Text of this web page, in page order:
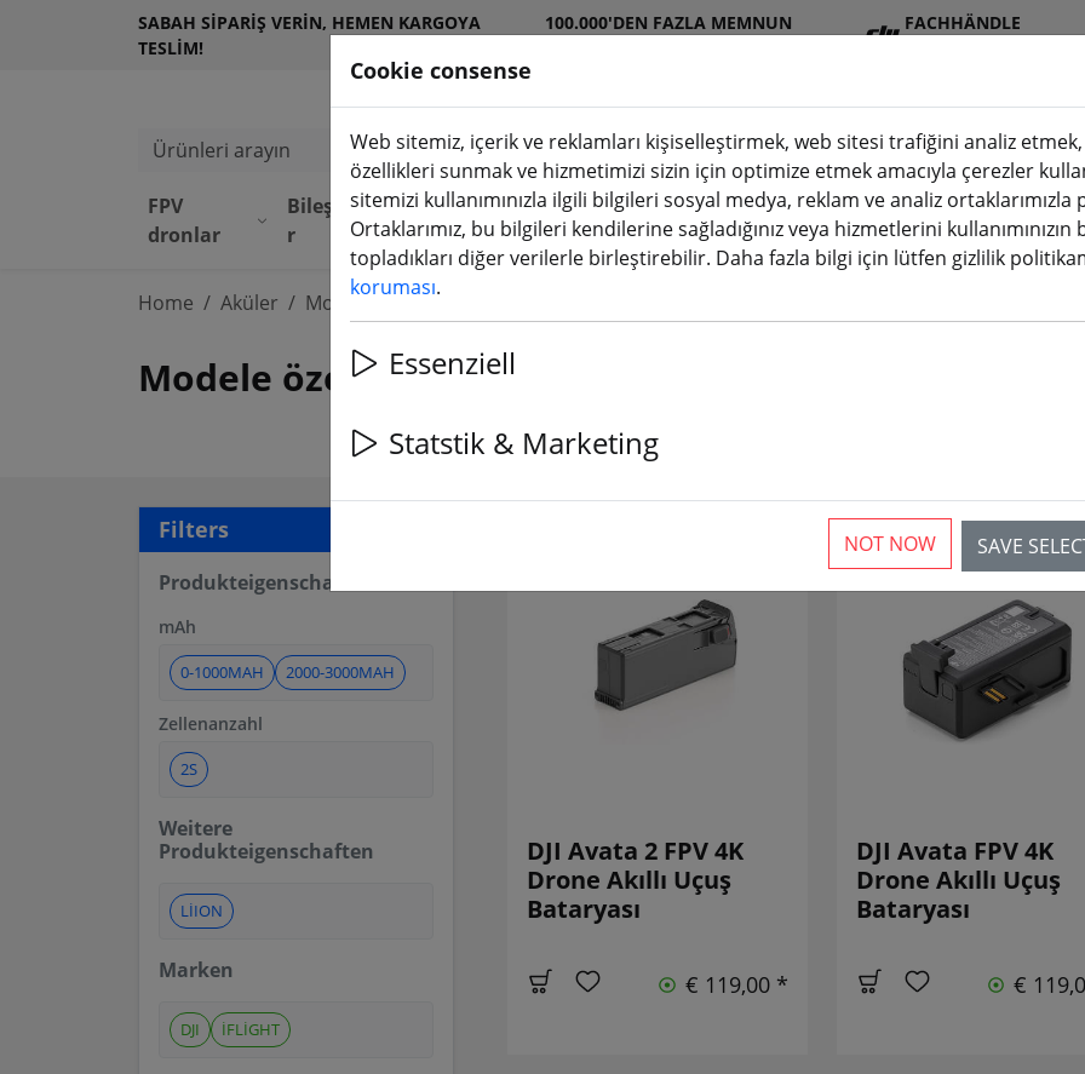
SABAH SIPARIŞ VERIN, HEMEN KARGOYA
TESLIM!
100.000'DEN FAZLA MEMNUN
FACHHÄNDLE
Ürünleri arayın
FPV
dronlar
Bileşenle
r
Ekipma
n
DJI
Mağazası
Aküle
r(aktuelle Seite)
Pervan
e
Aksesuarl
ar
3D
baskı
Home Aküler Modele özel aküler
Modele özel bataryalar - LiPo - LiIon - LiFe
Filters
Produkteigenschaften
mAh
0-1000MAH 2000-3000MAH
Zellenanzahl
2S
Weitere
Produkteigenschaften
LIION
Marken
DJI IFLIGHT
DJI Avata 2 FPV 4K
Drone Akıllı Uçuş
Bataryası
€ 119,00 *
DJI Avata FPV 4K
Drone Akıllı Uçuş
Bataryası
€
Cookie consense
Web sitemiz, içerik ve reklamları kişiselleştirmek, web sitesi trafiğini analiz
özellikleri sunmak ve hizmetimizi sizin için optimize etmek amacıyla çerezler
sitemizi kullanımınızla ilgili bilgileri sosyal medya, reklam ve analiz ortaklarımızla
Ortaklarımız, bu bilgileri kendilerine sağladığınız veya hizmetlerini
topladıkları diğer verilerle birleştirebilir. Daha fazla bilgi için lütfen gizlilik
koruması.
Essenziell
Statstik & Marketing
SAVE
NOT NOW